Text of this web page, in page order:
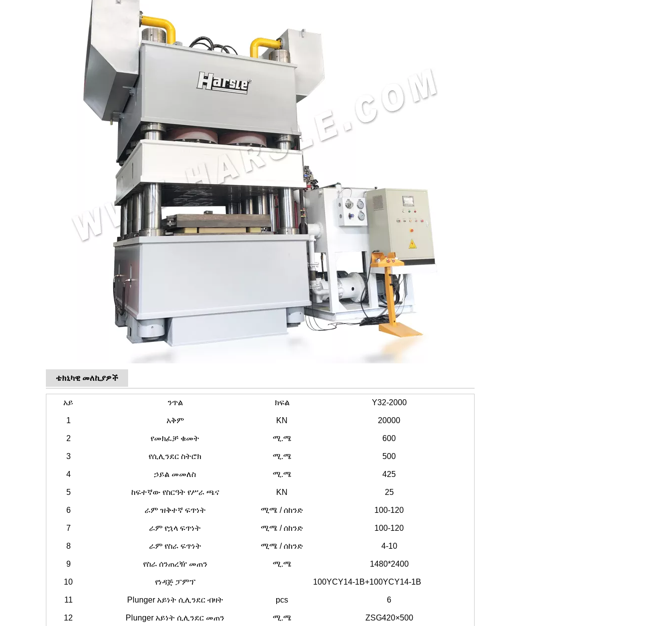
ቴክኒካዊ መለኪያዎች
አይ ንጥል ክፍል Y32-2000
1 አቅም KN 20000
2 የመክፈቻ ቁመት ሚ.ሜ 600
3 የሲሊንደር ስትሮክ ሚ.ሜ 500
4 ኃይል መመለስ ሚ.ሜ 425
5 ከፍተኛው የስርዓት የሥራ ጫና KN 25
6 ራም ዝቅተኛ ፍጥነት ሚሜ / ሰከንድ 100-120
7 ራም የኋላ ፍጥነት ሚሜ / ሰከንድ 100-120
8 ራም የስራ ፍጥነት ሚሜ / ሰከንድ 4-10
9 የስራ ሰንጠረዥ መጠን ሚ.ሜ 1480*2400
10 የነዳጅ ፓምፕ 100YCY14-1B+100YCY14-1B
11 Plunger አይነት ሲሊንደር ብዛት pcs 6
12 Plunger አይነት ሲሊንደር መጠን ሚ.ሜ ZSG420×500